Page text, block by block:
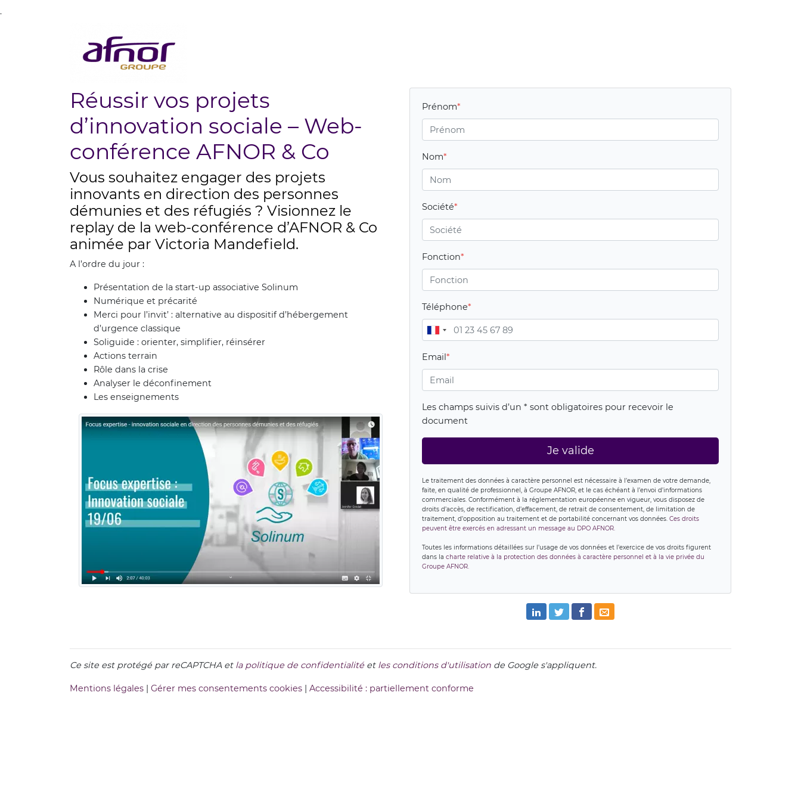
.
Réussir vos projets
d’innovation sociale – Web-
conférence AFNOR & Co
Vous souhaitez engager des projets
innovants en direction des personnes
démunies et des réfugiés ? Visionnez le
replay de la web-conférence d’AFNOR & Co
animée par Victoria Mandefield.
A l’ordre du jour :
Présentation de la start-up associative Solinum
Numérique et précarité
Merci pour l’invit’ : alternative au dispositif d’hébergement
d’urgence classique
Soliguide : orienter, simplifier, réinsérer
Actions terrain
Rôle dans la crise
Analyser le déconfinement
Les enseignements
Prénom
Nom
Société
Fonction
Téléphone
Email
Les champs suivis d’un * sont obligatoires pour recevoir le
document
Je valide
Le traitement des données à caractère personnel est nécessaire à l’examen de votre demande,
faite, en qualité de professionnel, à Groupe AFNOR, et le cas échéant à l’envoi d’informations
commerciales. Conformément à la réglementation européenne en vigueur, vous disposez de
droits d’accès, de rectification, d’effacement, de retrait de consentement, de limitation de
traitement, d’opposition au traitement et de portabilité concernant vos données. Ces droits
peuvent être exercés en adressant un message au DPO AFNOR.
Toutes les informations détaillées sur l’usage de vos données et l’exercice de vos droits figurent
dans la charte relative à la protection des données à caractère personnel et à la vie privée du
Groupe AFNOR.
Ce site est protégé par reCAPTCHA et la politique de confidentialité et les conditions d'utilisation de Google s'appliquent.
Mentions légales | Gérer mes consentements cookies | Accessibilité : partiellement conforme